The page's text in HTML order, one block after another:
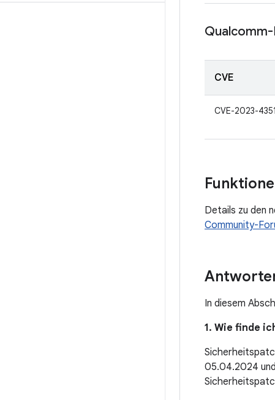
CVE
CVE-2023-
Details zu den
Community-
In diesem
1. Wie finde
05.04.2024